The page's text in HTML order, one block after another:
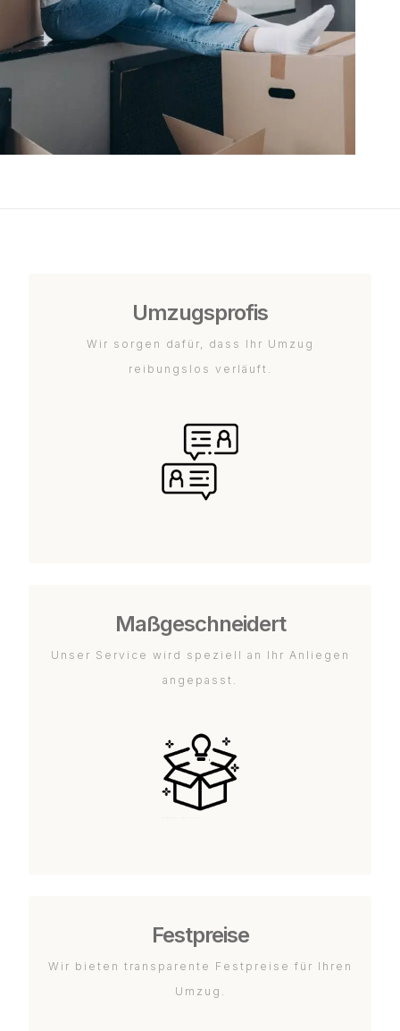
Umzugsprofis
Wir sorgen dafür, dass Ihr Umzug
reibungslos verläuft.
Maßgeschneidert
Unser Service wird speziell an Ihr Anliegen
angepasst.
Festpreise
Wir bieten transparente Festpreise für Ihren
Umzug.